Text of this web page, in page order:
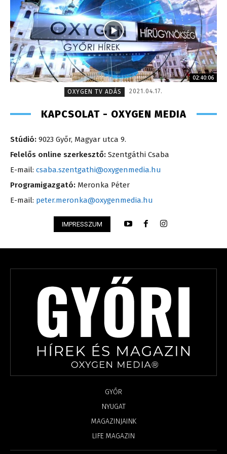
02:40:06
OXYGEN TV ADÁS
2021.04.17.
KAPCSOLAT - OXYGEN MEDIA
Stúdió: 9023 Győr, Magyar utca 9.
Felelős online szerkesztő: Szentgáthi Csaba
E-mail: csaba.szentgathi@oxygenmedia.hu
Programigazgató: Meronka Péter
E-mail: peter.meronka@oxygenmedia.hu
IMPRESSZUM
GYŐR
NYUGAT
MAGAZINJAINK
LIFE MAGAZIN